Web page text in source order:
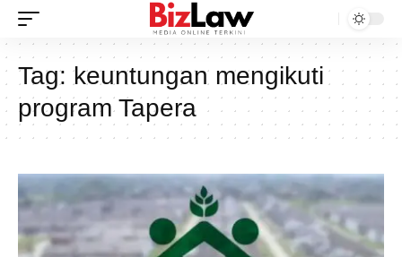
Tag:keuntungan mengikuti
program Tapera